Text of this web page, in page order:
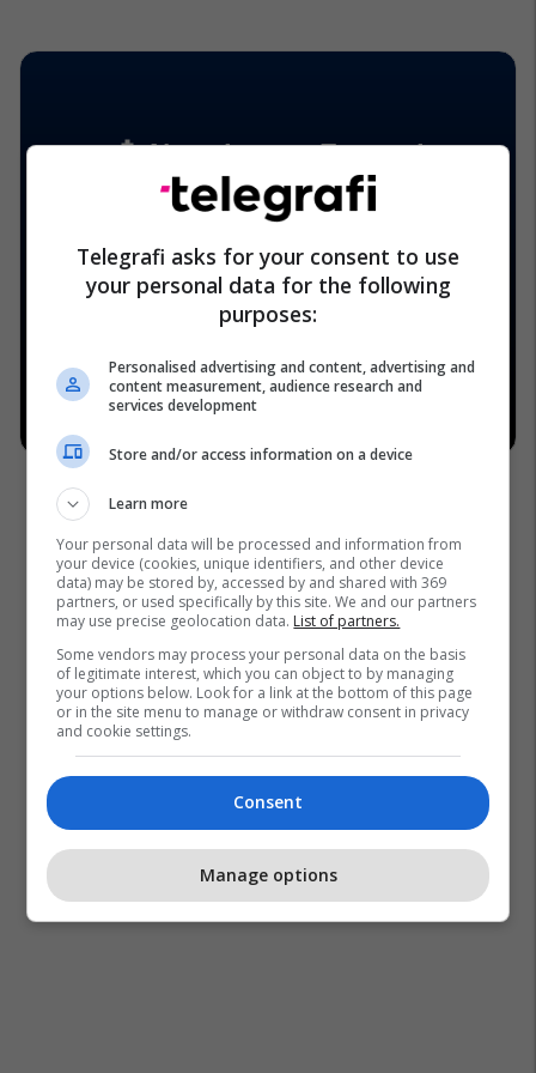
Telegrafi asks for your consent to use
your personal data for the following
purposes:
Personalised advertising and content, advertising and
content measurement, audience research and
services development
Store and/or access information on a device
Learn more
Your personal data will be processed and information from
your device (cookies, unique identifiers, and other device
data) may be stored by, accessed by and shared with 369
partners, or used specifically by this site. We and our partners
may use precise geolocation data. List of partners.
Some vendors may process your personal data on the basis
of legitimate interest, which you can object to by managing
your options below. Look for a link at the bottom of this page
or in the site menu to manage or withdraw consent in privacy
and cookie settings.
Consent
Manage options